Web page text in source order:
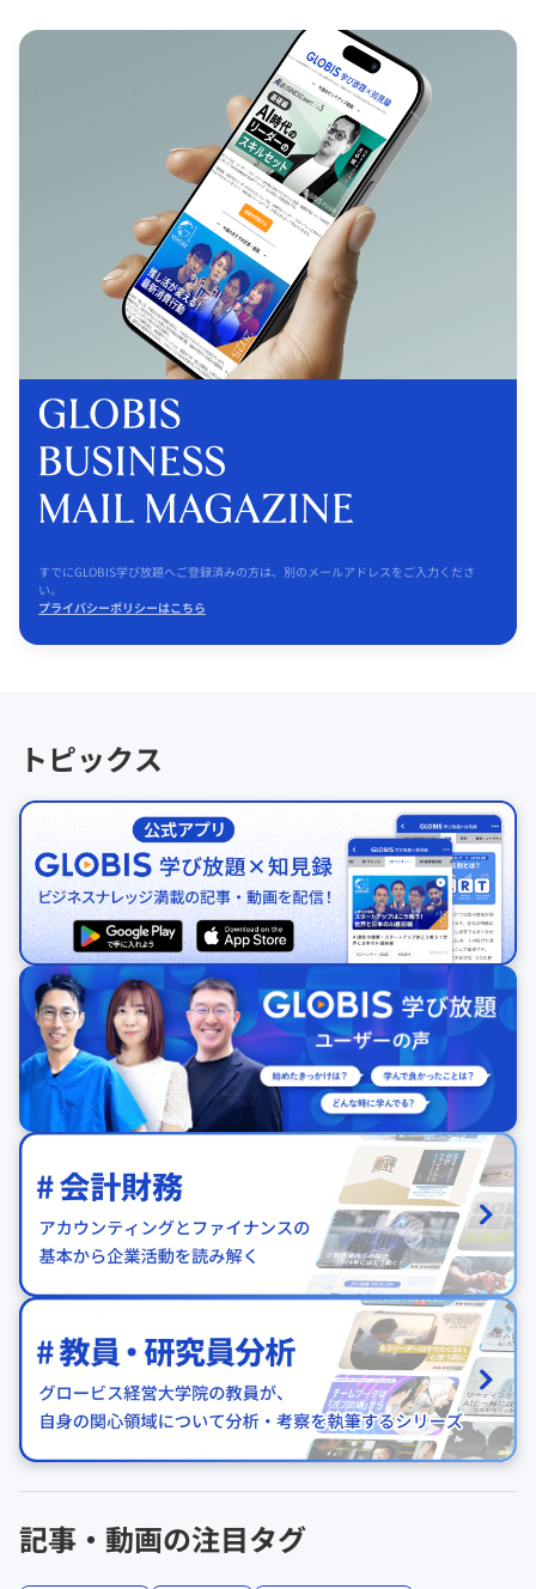
すでにGLOBIS学び放題へご登録済みの方は、別のメールアドレスをご入力くださ
い。
プライバシーポリシーはこちら
トピックス
記事・動画の注目タグ